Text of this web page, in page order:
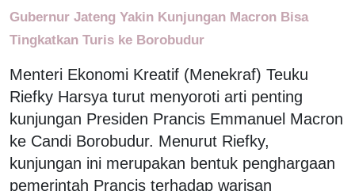
Gubernur Jateng Yakin Kunjungan Macron Bisa
Tingkatkan Turis ke Borobudur
Menteri Ekonomi Kreatif (Menekraf) Teuku
Riefky Harsya turut menyoroti arti penting
kunjungan Presiden Prancis Emmanuel Macron
ke Candi Borobudur. Menurut Riefky,
kunjungan ini merupakan bentuk penghargaan
pemerintah Prancis terhadap warisan